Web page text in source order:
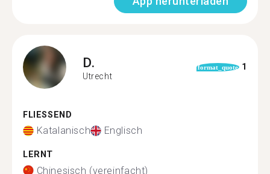
D.
Utrecht
format_quote 1
FLIESSEND
Katalanisch Englisch
LERNT
Chinesisch (vereinfacht)